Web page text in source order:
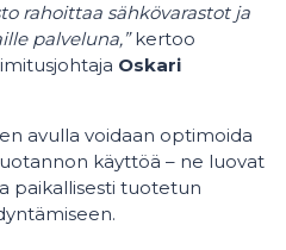
rahoittaa sähkövarastot ja
palveluna,”kertoo
Oskari
avulla voidaan optimoida
käyttöä – ne luovat
paikallisesti tuotetun